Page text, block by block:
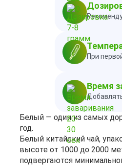
При
Время
Белый — один из самых
год.
Белый китайский чай,
высоте от 1000 до 2000
подвергаются